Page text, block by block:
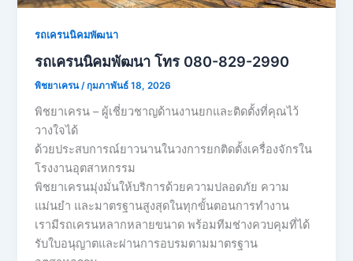
รถเครนนิคมพัฒนา
รถเครนนิคมพัฒนา โทร 080-829-2990
พิชยาเครน/กุมภาพันธ์ 18, 2026
พิชยาเครน – ผู้เชี่ยวชาญด้านงานยกและติดตั้งที่คุณไว้
วางใจได้
ด้วยประสบการณ์ยาวนานในวงการยกติดตั้งเครื่องจักรใน
โรงงานอุตสาหกรรม
พิชยาเครนมุ่งมั่นให้บริการด้วยความปลอดภัย ความ
แม่นยำ และมาตรฐานสูงสุดในทุกขั้นตอนการทำงาน
เรามีรถเครนหลากหลายขนาด พร้อมทีมช่างควบคุมที่ได้
รับใบอนุญาตและผ่านการอบรมตามมาตรฐาน